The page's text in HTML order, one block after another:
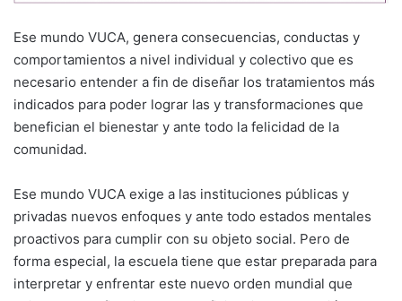
Ese mundo VUCA, genera consecuencias, conductas y
comportamientos a nivel individual y colectivo que es
necesario entender a fin de diseñar los tratamientos más
indicados para poder lograr las y transformaciones que
benefician el bienestar y ante todo la felicidad de la
comunidad.
Ese mundo VUCA exige a las instituciones públicas y
privadas nuevos enfoques y ante todo estados mentales
proactivos para cumplir con su objeto social. Pero de
forma especial, la escuela tiene que estar preparada para
interpretar y enfrentar este nuevo orden mundial que